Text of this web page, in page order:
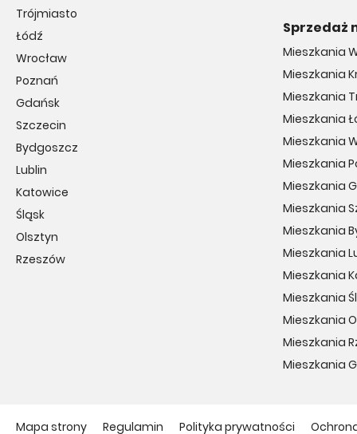
Trójmiasto
Łódź
Wrocław
Poznań
Gdańsk
Szczecin
Bydgoszcz
Lublin
Katowice
Śląsk
Olsztyn
Rzeszów
Sprzedaż
Mieszkania
Mieszkania
Mieszkania
Mieszkania
Mieszkania
Mieszkania
Mieszkania
Mieszkania
Mieszkania
Mieszkania
Mieszkania
Mieszkania
Mieszkania
Mieszkania
Mieszkania
Mapa strony Regulamin Polityka prywatności